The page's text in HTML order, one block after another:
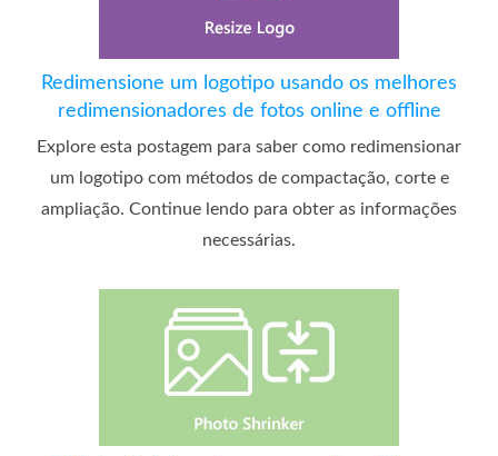
Redimensione um logotipo usando os melhores
redimensionadores de fotos online e offline
Explore esta postagem para saber como redimensionar
um logotipo com métodos de compactação, corte e
ampliação. Continue lendo para obter as informações
necessárias.